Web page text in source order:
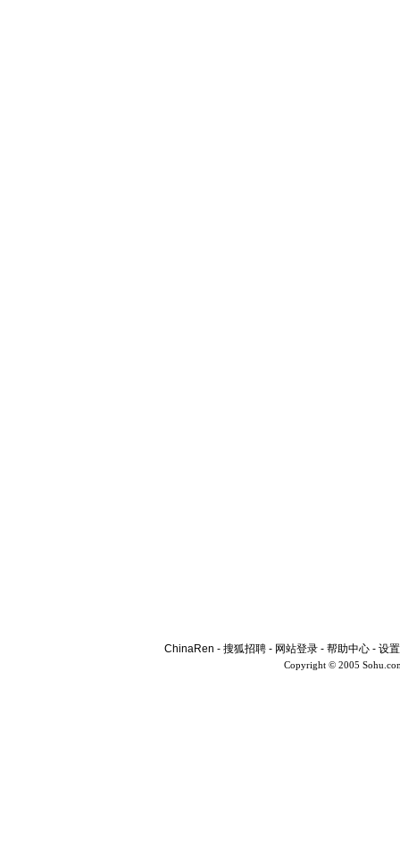
ChinaRen - 搜狐招聘 - 网站登录 - 帮助中心 - 设
Copyright © 2005